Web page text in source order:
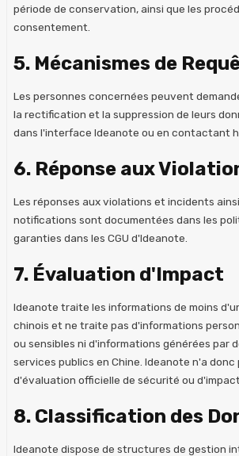
période de conservation, ainsi que les
consentement.
5. Mécanismes de
Les personnes concernées peuvent
la rectification et la suppression de leurs
dans l'interface Ideanote ou en contactant
6. Réponse aux
Les réponses aux violations et incidents
notifications sont documentées dans les
garanties dans les CGU d'Ideanote.
7. Évaluation d'Impact
Ideanote traite les informations de moins
chinois et ne traite pas d'informations
ou sensibles ni d'informations générées par
services publics en Chine. Ideanote n'a donc
d'évaluation officielle de sécurité ou d'impact.
8. Classification des
Ideanote dispose de structures de gestion